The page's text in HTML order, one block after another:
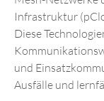
Infrastruktur
Diese
und
Ausfälle und